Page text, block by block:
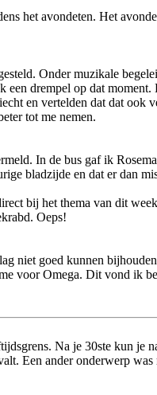
het avondeten. Het
Onder muzikale
drempel op dat moment.
en vertelden dat dat
tot me nemen.
In de bus gaf ik
bladzijde en dat er dan
bij het thema van dit
Oeps!
niet goed kunnen
voor Omega. Dit vond ik
Na je 30ste kun je
Een ander onderwerp